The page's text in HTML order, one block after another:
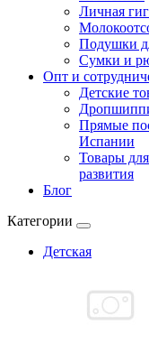
Личная
Подушки
Сумки и
Опт и
Детские
Прямые
Испании
Товары
развития
Блог
Категории
Детская